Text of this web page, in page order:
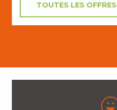
TOUTES LES OFFRES